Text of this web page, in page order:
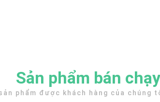
Sản phẩm bán chạy
phẩm được khách hàng của chúng